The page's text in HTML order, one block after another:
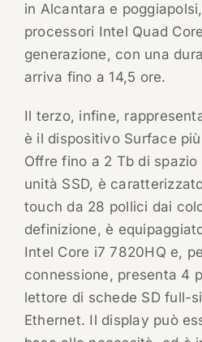
in Alcantara e
processori Intel Quad
generazione, con una
arriva fino a 14,5 ore.
Il terzo, infine,
è il dispositivo Surface
Offre fino a 2 Tb di
unità SSD, è
touch da 28 pollici dai
definizione, è
Intel Core i7 7820HQ e,
connessione, presenta 4
lettore di schede SD full-
Ethernet. Il display può